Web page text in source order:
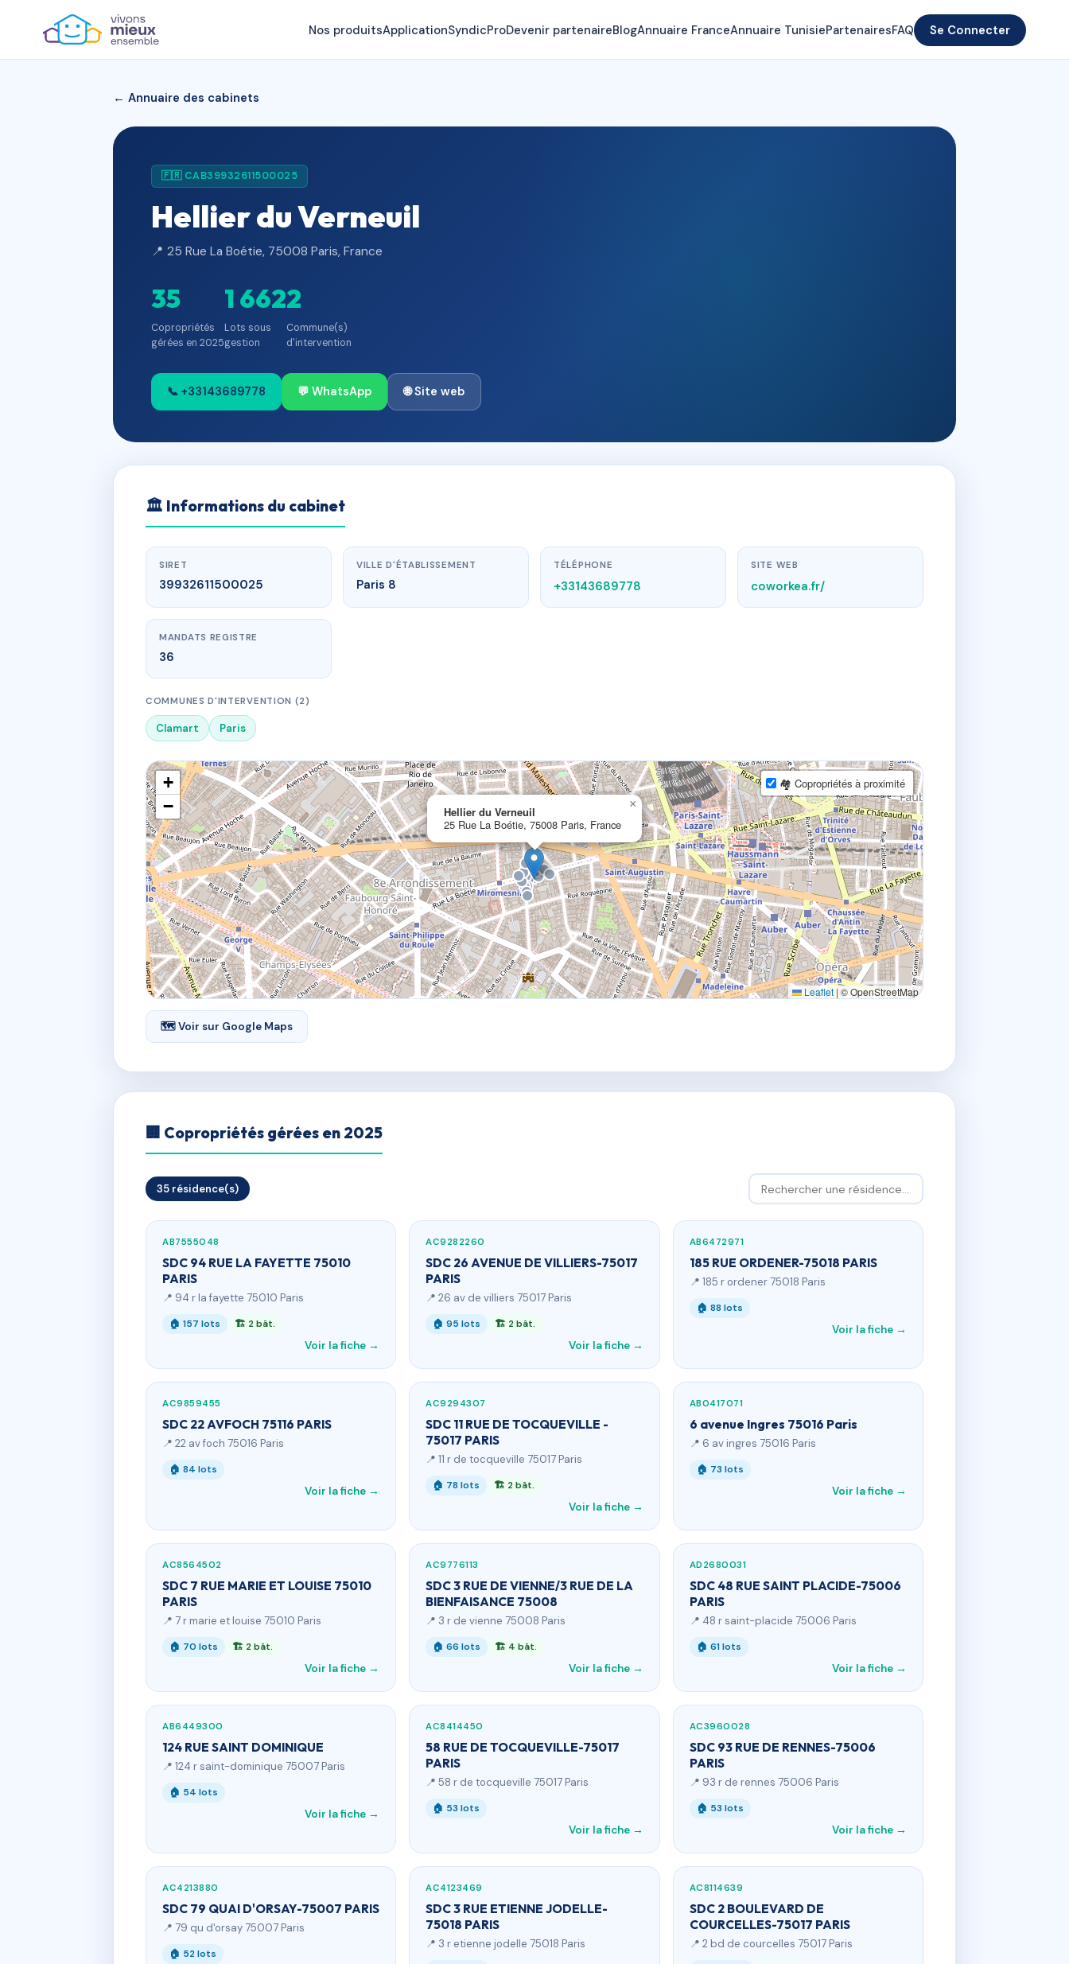
Nos produitsApplicationSyndicProDevenir partenaireBlogAnnuaire FranceAnnuaire TunisiePartenairesFAQ Se Connecter
← Annuaire des cabinets
🇫🇷 CAB39932611500025
Hellier du Verneuil
📍 25 Rue La Boétie, 75008 Paris, France
35
Copropriétés
gérées en 2025
1 662
Lots sous
gestion
2
Commune(s)
d'intervention
📞 +33143689778 💬 WhatsApp 🌐 Site web
🏛 Informations du cabinet
SIRET
39932611500025
VILLE D'ÉTABLISSEMENT
Paris 8
TÉLÉPHONE
+33143689778
SITE WEB
coworkea.fr/
MANDATS REGISTRE
36
COMMUNES D'INTERVENTION (2)
Clamart Paris
Hellier du Verneuil
25 Rue La Boétie, 75008 Paris, France
×
+
−
🏘 Copropriétés à proximité
Leaflet | © OpenStreetMap
🗺 Voir sur Google Maps
🏢 Copropriétés gérées en 2025
35 résidence(s)
AB7555048
SDC 94 RUE LA FAYETTE 75010
PARIS
📍 94 r la fayette 75010 Paris
🏠 157 lots 🏗 2 bât.
Voir la fiche →
AC9282260
SDC 26 AVENUE DE VILLIERS-75017
PARIS
📍 26 av de villiers 75017 Paris
🏠 95 lots 🏗 2 bât.
Voir la fiche →
AB6472971
185 RUE ORDENER-75018 PARIS
📍 185 r ordener 75018 Paris
🏠 88 lots
Voir la fiche →
AC9859455
SDC 22 AVFOCH 75116 PARIS
📍 22 av foch 75016 Paris
🏠 84 lots
Voir la fiche →
AC9294307
SDC 11 RUE DE TOCQUEVILLE -
75017 PARIS
📍 11 r de tocqueville 75017 Paris
🏠 78 lots 🏗 2 bât.
Voir la fiche →
AB0417071
6 avenue Ingres 75016 Paris
📍 6 av ingres 75016 Paris
🏠 73 lots
Voir la fiche →
AC8564502
SDC 7 RUE MARIE ET LOUISE 75010
PARIS
📍 7 r marie et louise 75010 Paris
🏠 70 lots 🏗 2 bât.
Voir la fiche →
AC9776113
SDC 3 RUE DE VIENNE/3 RUE DE LA
BIENFAISANCE 75008
📍 3 r de vienne 75008 Paris
🏠 66 lots 🏗 4 bât.
Voir la fiche →
AD2680031
SDC 48 RUE SAINT PLACIDE-75006
PARIS
📍 48 r saint-placide 75006 Paris
🏠 61 lots
Voir la fiche →
AB6449300
124 RUE SAINT DOMINIQUE
📍 124 r saint-dominique 75007 Paris
🏠 54 lots
Voir la fiche →
AC8414450
58 RUE DE TOCQUEVILLE-75017
PARIS
📍 58 r de tocqueville 75017 Paris
🏠 53 lots
Voir la fiche →
AC3960028
SDC 93 RUE DE RENNES-75006
PARIS
📍 93 r de rennes 75006 Paris
🏠 53 lots
Voir la fiche →
AC4213880
SDC 79 QUAI D'ORSAY-75007 PARIS
📍 79 qu d'orsay 75007 Paris
🏠 52 lots
AC4123469
SDC 3 RUE ETIENNE JODELLE-
75018 PARIS
📍 3 r etienne jodelle 75018 Paris
AC8114639
SDC 2 BOULEVARD DE
COURCELLES-75017 PARIS
📍 2 bd de courcelles 75017 Paris